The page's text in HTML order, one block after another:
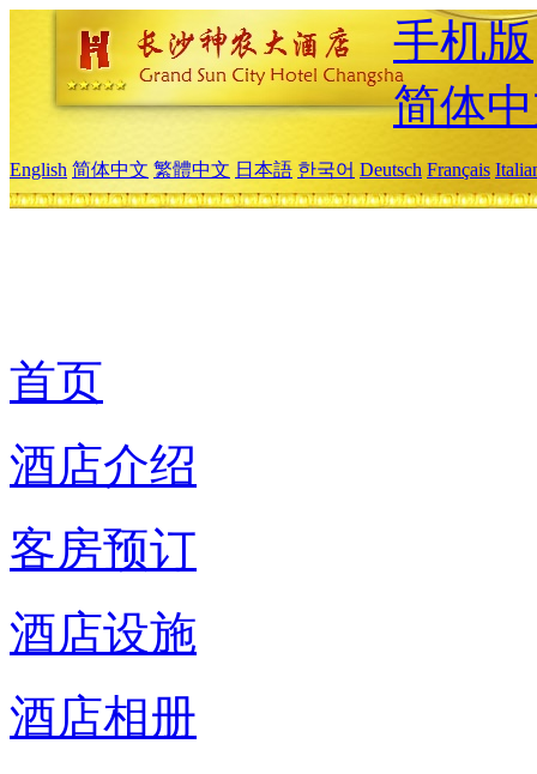
手机版
简体
English 简体中文 繁體中文 日本語 한국어 Deutsch Français
首页
酒店介绍
客房预订
酒店设施
酒店相册